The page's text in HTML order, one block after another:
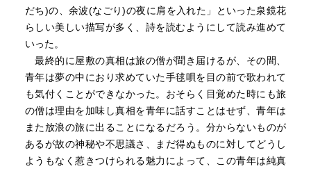
だち)の、余波(なごり)の夜に肩を入れた」といった泉鏡花
らしい美しい描写が多く、詩を読むようにして読み進めて
いった。
最終的に屋敷の真相は旅の僧が聞き届けるが、その間、
青年は夢の中におり求めていた手毬唄を目の前で歌われて
も気付くことができなかった。おそらく目覚めた時にも旅
の僧は理由を加味し真相を青年に話すことはせず、青年は
また放浪の旅に出ることになるだろう。分からないものが
あるが故の神秘や不思議さ、まだ得ぬものに対してどうし
ようもなく惹きつけられる魅力によって、この青年は純真